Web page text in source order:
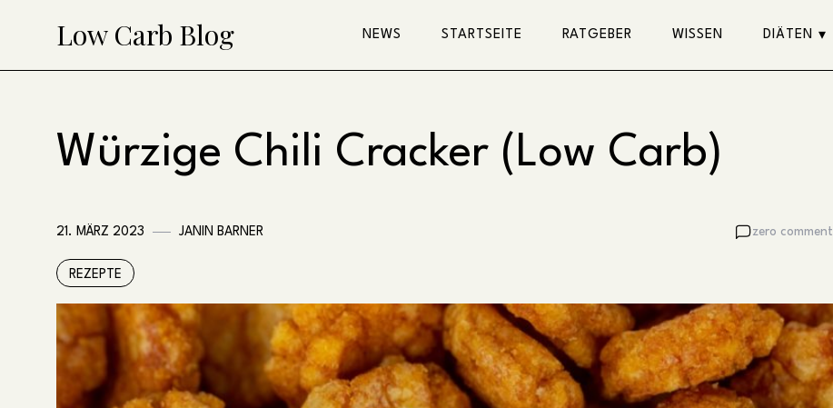
Low Carb Blog NEWS STARTSEITE RATGEBER WISSEN DIÄTEN
Würzige Chili Cracker (Low Carb)
21. MÄRZ 2023 JANIN BARNER zero comment
REZEPTE